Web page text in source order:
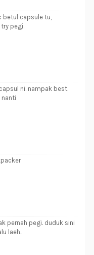
betul capsule tu,
try pegi.
ni. nampak best.
nanti
pernah pegi. duduk sini
laeh..